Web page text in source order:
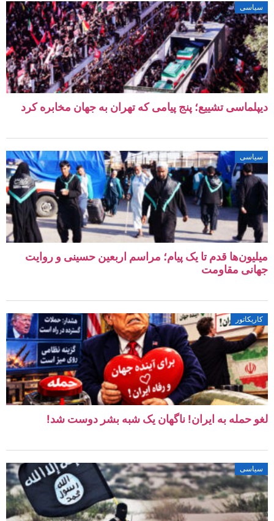
سیاسی
دیپلماسی تشییع؛ پنج پیامی که تهران به جهان مخابره کرد
سیاسی
میلیون‌ها قدم تا یک پیام؛ مراسم اربعین حسینی و روایت
جهانی مقاومت
کاریکاتور
لغو حمله به ایران! ناگهان یک شبه بشر دوست شد!
سیاسی